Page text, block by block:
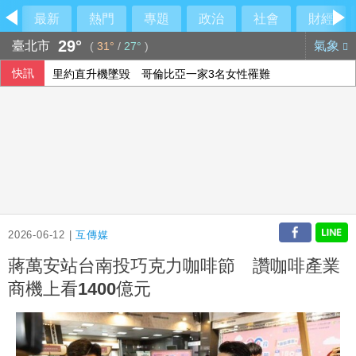
最新 熱門 專題 政治 社會
財經
臺北市 29° ( 31° / 27° ) 氣象
快訊 里約直升機墜毀 哥倫比亞一家3名女性罹難
2026-06-12 |互傳媒
蔣萬安站台南投巧克力咖啡節 讚咖啡產業
商機上看1400億元